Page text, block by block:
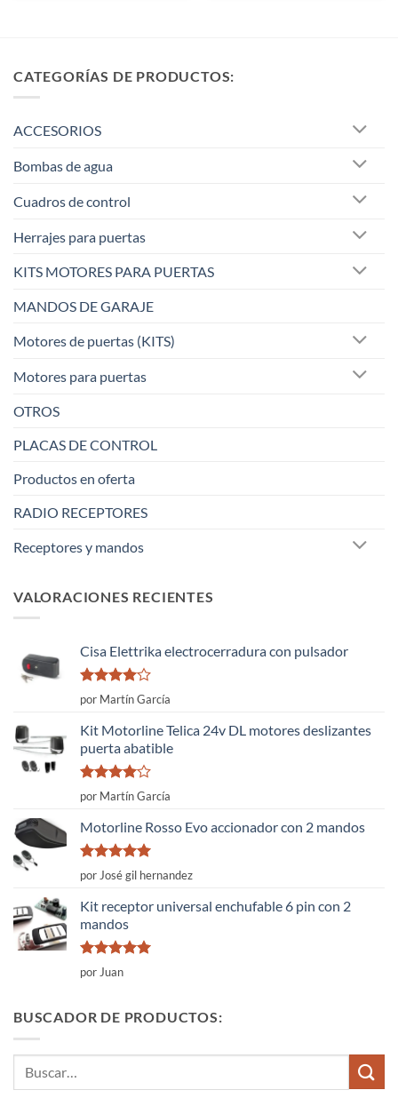
CATEGORÍAS DE PRODUCTOS:
ACCESORIOS
Bombas de agua
Cuadros de control
Herrajes para puertas
KITS MOTORES PARA PUERTAS
MANDOS DE GARAJE
Motores de puertas (KITS)
Motores para puertas
OTROS
PLACAS DE CONTROL
Productos en oferta
RADIO RECEPTORES
Receptores y mandos
VALORACIONES RECIENTES
Cisa Elettrika electrocerradura con pulsador
Valorado
con
5
por Martín García
Kit Motorline Telica 24v DL motores deslizantes
puerta abatible
Valorado
con
5
por Martín García
Motorline Rosso Evo accionador con 2 mandos
Valorado
con
de 5
por José gil hernandez
Kit receptor universal enchufable 6 pin con 2
mandos
Valorado
con
por Juan
BUSCADOR DE PRODUCTOS: